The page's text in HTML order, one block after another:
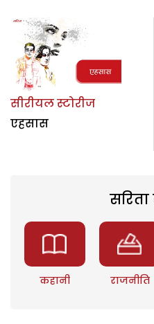
सीरीयल स्टोरीज
एहसास
कहानी राजनीति